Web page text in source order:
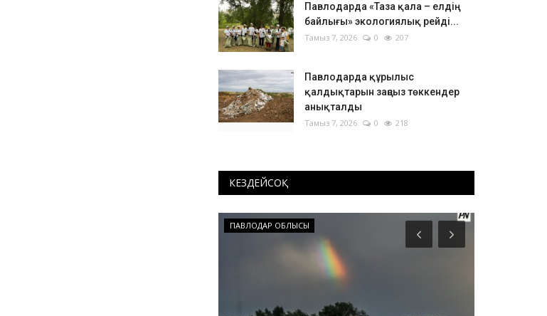
Павлодарда «Таза қала – елдің
байлығы» экологиялық рейді...
Тамыз 7, 2026 0 207
Павлодарда құрылыс
қалдықтарын заңсыз төккендер
анықталды
Тамыз 7, 2026 0 218
КЕЗДЕЙСОҚ
ПАВЛОДАР ОБЛЫСЫ